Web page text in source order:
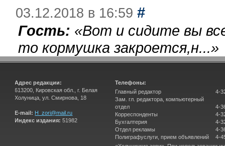
03.12.2018 в 16:59 #
Гость: «Вот и сидите вы
то кормушка закроется,н...»
Адрес редакции:
613200, Кировская обл., г. Белая
Холуница, ул. Смирнова, 18
E-mail: H_zori@mail.ru
Индекс издания: 51982
Телефоны:
Главный редактор
Зам. гл. редактора, компьютерный
отдел
Корреспонденты
Бухгалтерия
Отдел рекламы
Полиграфуслуги, прием объявлений
4-
4-
4-
4-
4-
4-